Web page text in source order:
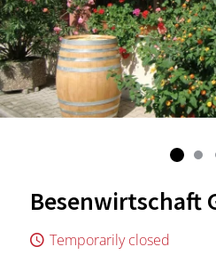
Besenwirtschaft
Temporarily closed